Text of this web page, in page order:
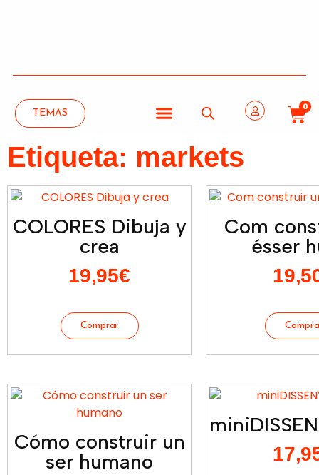
TEMAS
0
Etiqueta: markets
COLORES Dibuja y
crea
19,95€
Com
ésser
Cómo construir un
ser humano